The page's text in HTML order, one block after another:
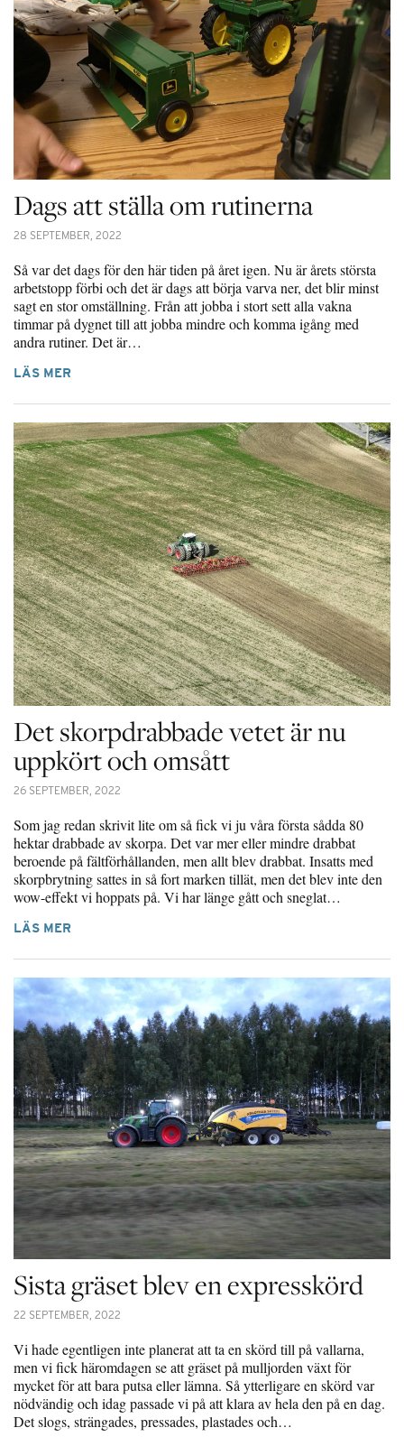
Dags att ställa om rutinerna
28 SEPTEMBER, 2022
Så var det dags för den här tiden på året igen. Nu är årets största
arbetstopp förbi och det är dags att börja varva ner, det blir minst
sagt en stor omställning. Från att jobba i stort sett alla vakna
timmar på dygnet till att jobba mindre och komma igång med
andra rutiner. Det är…
LÄS MER
Det skorpdrabbade vetet är nu
uppkört och omsått
26 SEPTEMBER, 2022
Som jag redan skrivit lite om så fick vi ju våra första sådda 80
hektar drabbade av skorpa. Det var mer eller mindre drabbat
beroende på fältförhållanden, men allt blev drabbat. Insatts med
skorpbrytning sattes in så fort marken tillät, men det blev inte den
wow-effekt vi hoppats på. Vi har länge gått och sneglat…
LÄS MER
Sista gräset blev en expresskörd
22 SEPTEMBER, 2022
Vi hade egentligen inte planerat att ta en skörd till på vallarna,
men vi fick häromdagen se att gräset på mulljorden växt för
mycket för att bara putsa eller lämna. Så ytterligare en skörd var
nödvändig och idag passade vi på att klara av hela den på en dag.
Det slogs, strängades, pressades, plastades och…